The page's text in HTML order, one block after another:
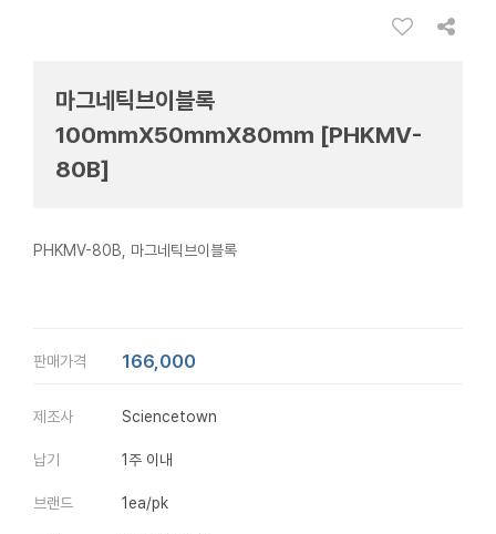
마그네틱브이블록
100mmX50mmX80mm [PHKMV-
80B]
PHKMV-80B, 마그네틱브이블록
판매가격 166,000
제조사 Sciencetown
납기 1주 이내
브랜드 1ea/pk